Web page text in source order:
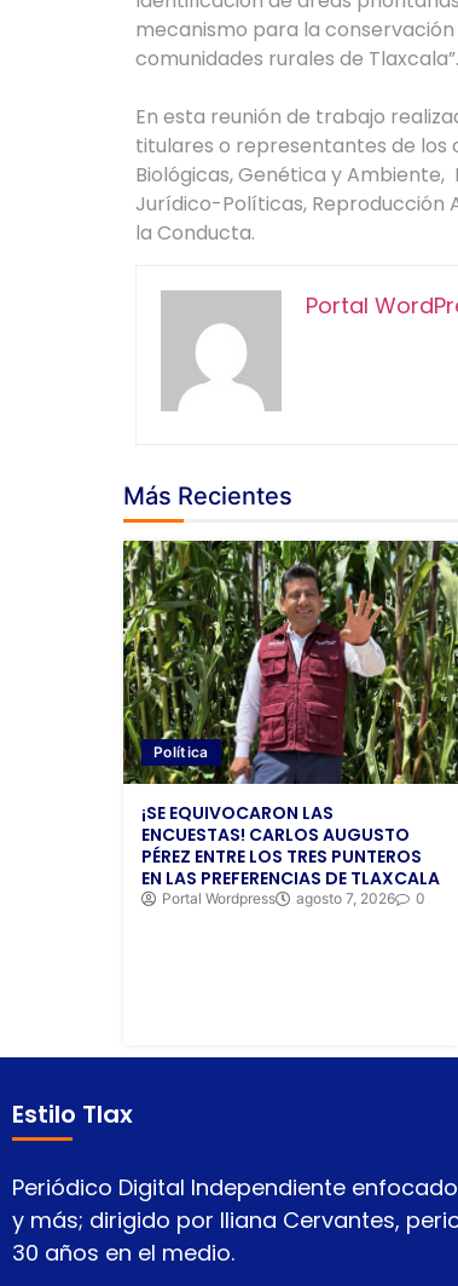
mecanismo para la
comunidades rurales de Tlaxcala”.
En esta reunión de trabajo
titulares o representantes de los
Biológicas, Genética y
Jurídico-Políticas, Reproducción
la Conducta.
Portal
Más Recientes
Política
¡SE EQUIVOCARON LAS
ENCUESTAS! CARLOS AUGUSTO
PÉREZ ENTRE LOS TRES PUNTEROS
EN LAS PREFERENCIAS DE TLAXCALA
Portal Wordpress agosto 7, 2026 0
Estilo Tlax
Periódico Digital Independiente
y más; dirigido por Iliana Cervantes,
30 años en el medio.